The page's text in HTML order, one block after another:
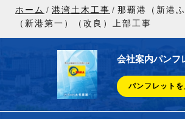
ホーム 港湾土木工事
那覇港（新港
（新港第一）（改良）上部工事
会社案内パンフ
パンフレットを